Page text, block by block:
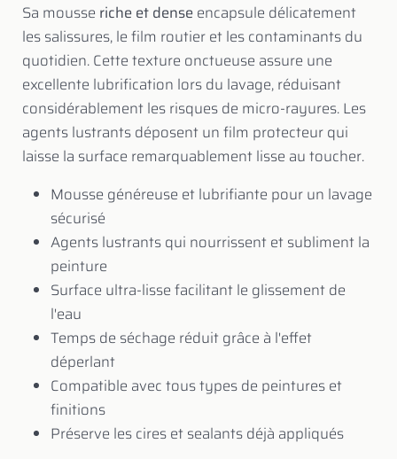
Sa mousse riche et denseencapsule délicatement
les salissures, le film routier et les contaminants du
quotidien. Cette texture onctueuse assure une
excellente lubrification lors du lavage, réduisant
considérablement les risques de micro-rayures. Les
agents lustrants déposent un film protecteur qui
laisse la surface remarquablement lisse au toucher.
Mousse généreuse et lubrifiante pour un lavage
sécurisé
Agents lustrants qui nourrissent et subliment la
peinture
Surface ultra-lisse facilitant le glissement de
l'eau
Temps de séchage réduit grâce à l'effet
déperlant
Compatible avec tous types de peintures et
finitions
Préserve les cires et sealants déjà appliqués